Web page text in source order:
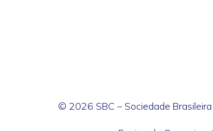
© 2026 SBC – Sociedade